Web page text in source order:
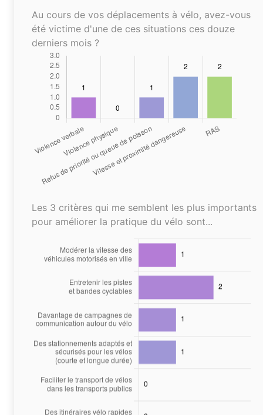
Au cours de vos déplacements à vélo, avez-vous
été victime d'une de ces situations ces douze
derniers mois ?
Les 3 critères qui me semblent les plus importants
pour améliorer la pratique du vélo sont...